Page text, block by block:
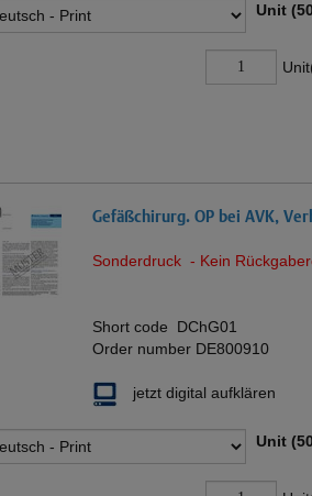
Unit
Gefäßchirurg. OP bei AVK,
Sonderdruck - Kein
Short code DChG01
Order number DE800910
jetzt digital aufklären
Unit